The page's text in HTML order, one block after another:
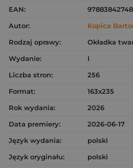
EAN:
Autor:
Kopica
Rodzaj oprawy:
Okładka
Wydanie:
I
Liczba stron:
256
Format:
163x235
Rok wydania:
2026
Data premiery:
2026-06-17
Język wydania:
polski
Język oryginału:
polski